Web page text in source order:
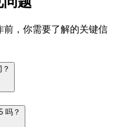
，你需要了解的关键信
吗？